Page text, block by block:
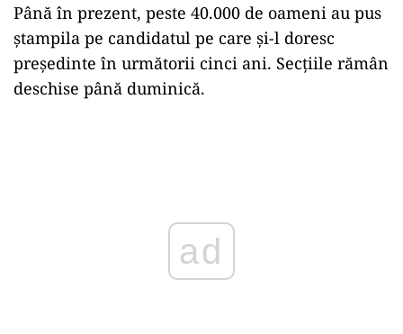
Până în prezent, peste 40.000 de oameni au pus
ştampila pe candidatul pe care şi-l doresc
preşedinte în următorii cinci ani. Secţiile rămân
deschise până duminică.